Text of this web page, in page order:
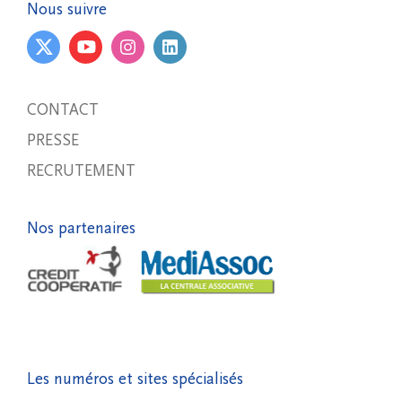
Nous suivre
CONTACT
PRESSE
RECRUTEMENT
Nos partenaires
Les numéros et sites spécialisés